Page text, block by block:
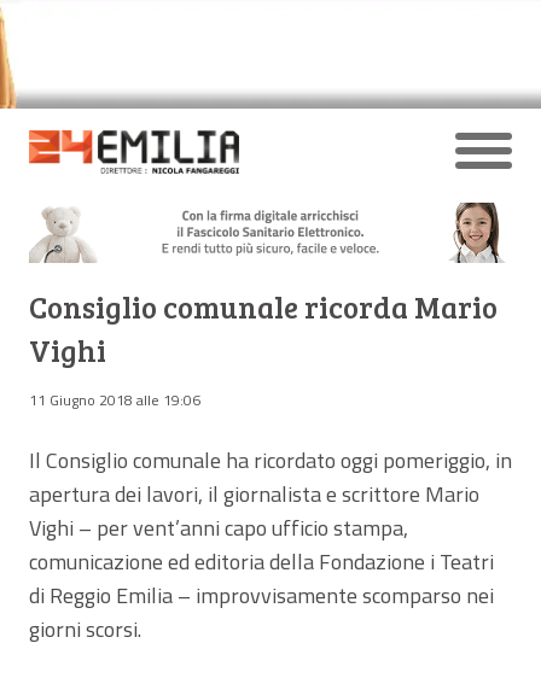
Consiglio comunale ricorda Mario
Vighi
11 Giugno 2018 alle 19:06
Il Consiglio comunale ha ricordato oggi pomeriggio, in
apertura dei lavori, il giornalista e scrittore Mario
Vighi – per vent’anni capo ufficio stampa,
comunicazione ed editoria della Fondazione i Teatri
di Reggio Emilia – improvvisamente scomparso nei
giorni scorsi.